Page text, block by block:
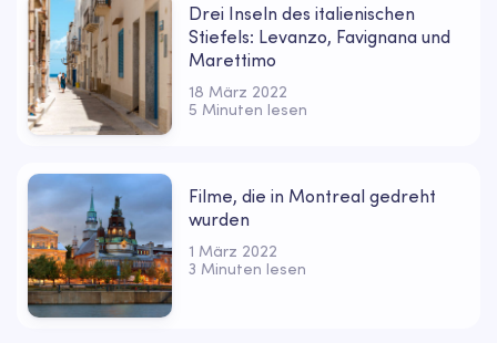
Drei Inseln des italienischen
Stiefels: Levanzo, Favignana und
Marettimo
18 März 2022
5 Minuten lesen
Filme, die in Montreal gedreht
wurden
1 März 2022
3 Minuten lesen